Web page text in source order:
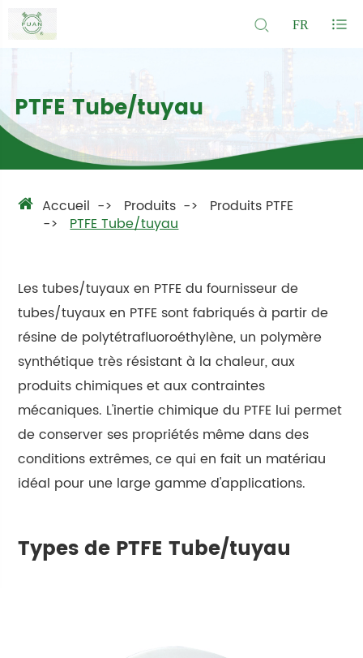
FR
PTFE Tube/tuyau
Accueil Produits
Produits PTFE
PTFE Tube/tuyau
Les tubes/tuyaux en PTFE du fournisseur de
tubes/tuyaux en PTFE sont fabriqués à partir de
résine de polytétrafluoroéthylène, un polymère
synthétique très résistant à la chaleur, aux
produits chimiques et aux contraintes
mécaniques. L'inertie chimique du PTFE lui permet
de conserver ses propriétés même dans des
conditions extrêmes, ce qui en fait un matériau
idéal pour une large gamme d'applications.
Types de PTFE Tube/tuyau